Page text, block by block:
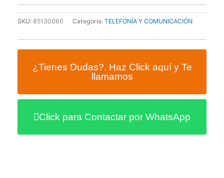
SKU: 85130060 Categoría: TELEFONÍA Y COMUNICACIÓN
¿Tienes Dudas?. Haz Click aquí y Te
llamamos
Click para Contactar por WhatsApp